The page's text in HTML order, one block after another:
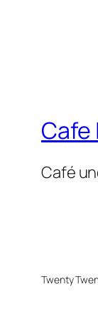
Café
Twenty